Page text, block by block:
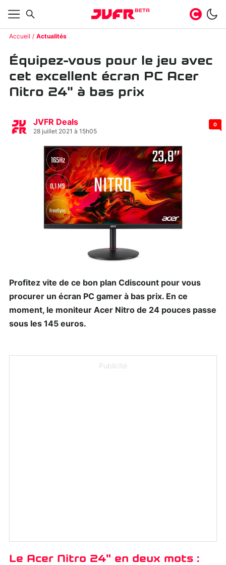
BETA
Accueil Actualités
Équipez-vous pour le jeu avec
cet excellent écran PC Acer
Nitro 24" à bas prix
JVFR Deals
28 juillet 2021 à 15h05
0
Profitez vite de ce bon plan Cdiscount pour vous
procurer un écran PC gamer à bas prix. En ce
moment, le moniteur Acer Nitro de 24 pouces passe
sous les 145 euros.
Publicité
Le Acer Nitro 24" en deux mots :